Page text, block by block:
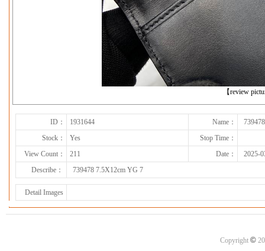
【review
下一张
ID： 1931644 Name：
Stock：
Yes
Stop Time：
View Count：
211 Date：
2025-
Describe：
739478 7.5X12cm YG 7
Detail Images
Copyright ©